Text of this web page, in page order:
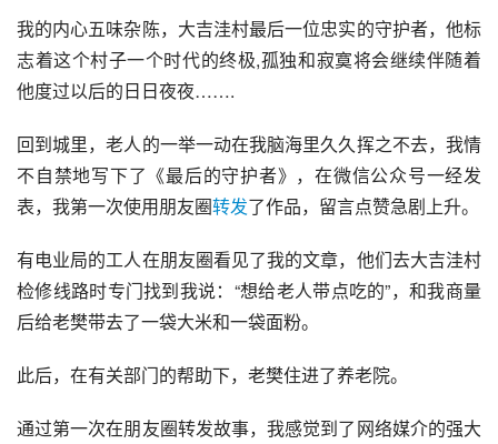
我的内心五味杂陈，大吉洼村最后一位忠实的守护者，他标
志着这个村子一个时代的终极,孤独和寂寞将会继续伴随着
他度过以后的日日夜夜…….
回到城里，老人的一举一动在我脑海里久久挥之不去，我情
不自禁地写下了《最后的守护者》，在微信公众号一经发
表，我第一次使用朋友圈转发了作品，留言点赞急剧上升。
有电业局的工人在朋友圈看见了我的文章，他们去大吉洼村
检修线路时专门找到我说：“想给老人带点吃的”，和我商量
后给老樊带去了一袋大米和一袋面粉。
此后，在有关部门的帮助下，老樊住进了养老院。
通过第一次在朋友圈转发故事，我感觉到了网络媒介的强大